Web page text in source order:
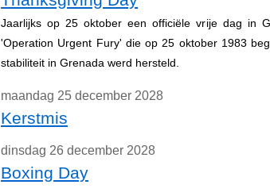
Jaarlijks op 25 oktober een officiële vrije dag in
'Operation Urgent Fury' die op 25 oktober 1983
stabiliteit in Grenada werd hersteld.
maandag 25 december 2028
Kerstmis
dinsdag 26 december 2028
Boxing Day